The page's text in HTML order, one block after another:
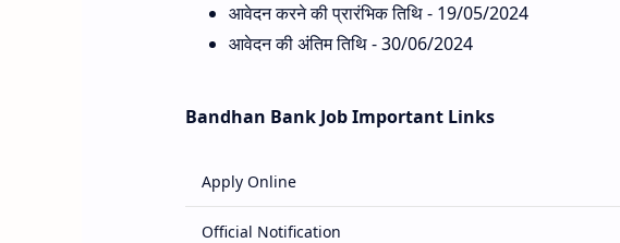
आवेदन करने की प्रारंभिक तिथि - 19/05/2024
आवेदन की अंतिम तिथि - 30/06/2024
Bandhan Bank Job Important Links
Apply Online
Official Notification